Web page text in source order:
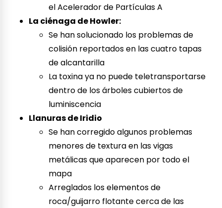
el Acelerador de Partículas A
La ciénaga de Howler:
Se han solucionado los problemas de
colisión reportados en las cuatro tapas
de alcantarilla
La toxina ya no puede teletransportarse
dentro de los árboles cubiertos de
luminiscencia
Llanuras de Iridio
Se han corregido algunos problemas
menores de textura en las vigas
metálicas que aparecen por todo el
mapa
Arreglados los elementos de
roca/guijarro flotante cerca de las